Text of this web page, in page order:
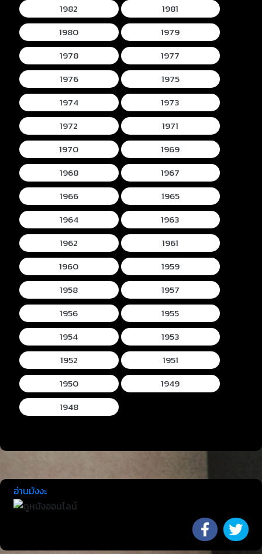
1982
1981
1980
1979
1978
1977
1976
1975
1974
1973
1972
1971
1970
1969
1968
1967
1966
1965
1964
1963
1962
1961
1960
1959
1958
1957
1956
1955
1954
1953
1952
1951
1950
1949
1948
อ่านมังงะ